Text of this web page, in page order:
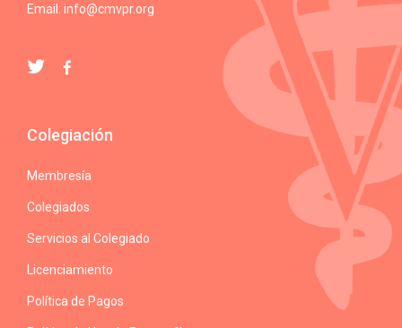
Email: info@cmvpr.org
Colegiación
Membresía
Colegiados
Servicios al Colegiado
Licenciamiento
Política de Pagos